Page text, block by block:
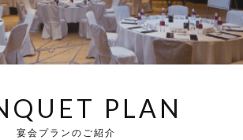
ト
質問
スプラン
ーナー おさふね
バー＆ラウンジ 洊
場『曲水』
バンケット
会場『花葉』『花交』『延養』
グプラン
ラザミーティングディレクター
フェア
レンダー
キ PLAN
宴会プランのご紹介